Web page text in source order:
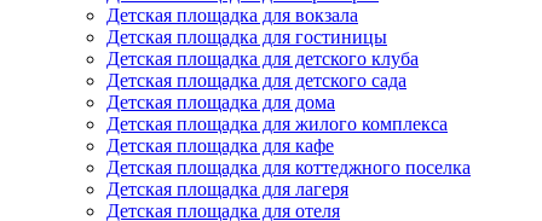
Детская площадка для вокзала
Детская площадка для гостиницы
Детская площадка для детского клуба
Детская площадка для детского сада
Детская площадка для дома
Детская площадка для жилого комплекса
Детская площадка для кафе
Детская площадка для коттеджного поселка
Детская площадка для лагеря
Детская площадка для отеля